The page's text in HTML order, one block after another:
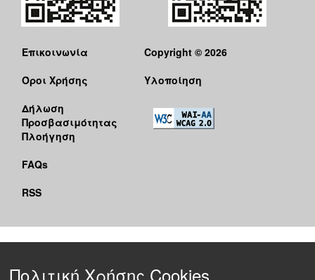
Επικοινωνία
Όροι Χρήσης
Δήλωση
Προσβασιμότητας
Πλοήγηση
FAQs
RSS
Copyright © 2026
Υλοποίηση
Πολιτική Χρήσης Cookies